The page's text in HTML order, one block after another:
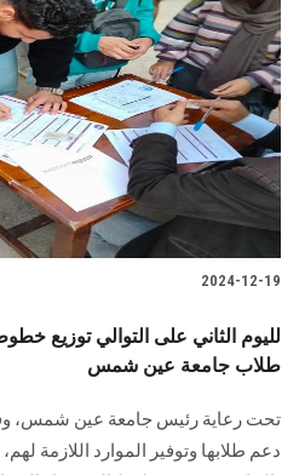
2024-12-19
لليوم الثاني على التوالي توزيع
طلاب جامعة عين شمس
تحت رعاية رئيس جامعة عين شمس،
دعم طلابها وتوفير الموارد اللازمة